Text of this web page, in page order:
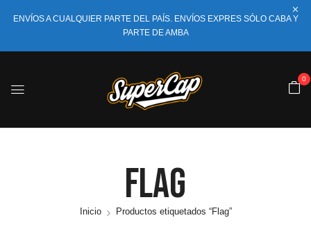
ENVÍOS A CUALQUIER PARTE DEL PAÍS. ENVÍOS EXPRES SÓLO CABA Y
PARTE DE AMBA
0
Flag
Inicio Productos etiquetados “Flag”